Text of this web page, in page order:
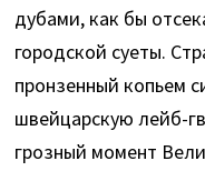
дубами, как бы
городской суеты.
пронзенный копьем
швейцарскую лейб-
грозный момент